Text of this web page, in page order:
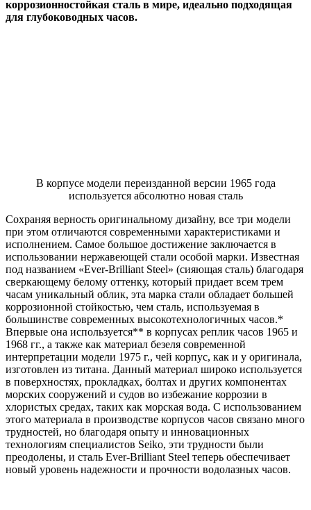
коррозионностойкая сталь в мире, идеально подходящая
для глубоководных часов.
В корпусе модели переизданной версии 1965 года
используется абсолютно новая сталь
Сохраняя верность оригинальному дизайну, все три модели
при этом отличаются современными характеристиками и
исполнением. Самое большое достижение заключается в
использовании нержавеющей стали особой марки. Известная
под названием «Ever-Brilliant Steel» (сияющая сталь) благодаря
сверкающему белому оттенку, который придает всем трем
часам уникальный облик, эта марка стали обладает большей
коррозионной стойкостью, чем сталь, используемая в
большинстве современных высокотехнологичных часов.*
Впервые она используется** в корпусах реплик часов 1965 и
1968 гг., а также как материал безеля современной
интерпретации модели 1975 г., чей корпус, как и у оригинала,
изготовлен из титана. Данный материал широко используется
в поверхностях, прокладках, болтах и других компонентах
морских сооружений и судов во избежание коррозии в
хлористых средах, таких как морская вода. С использованием
этого материала в производстве корпусов часов связано много
трудностей, но благодаря опыту и инновационных
технологиям специалистов Seiko, эти трудности были
преодолены, и сталь Ever-Brilliant Steel теперь обеспечивает
новый уровень надежности и прочности водолазных часов.